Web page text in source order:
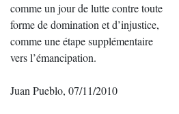
comme un jour de lutte contre toute
forme de domination et d’injustice,
comme une étape supplémentaire
vers l’émancipation.
Juan Pueblo, 07/11/2010